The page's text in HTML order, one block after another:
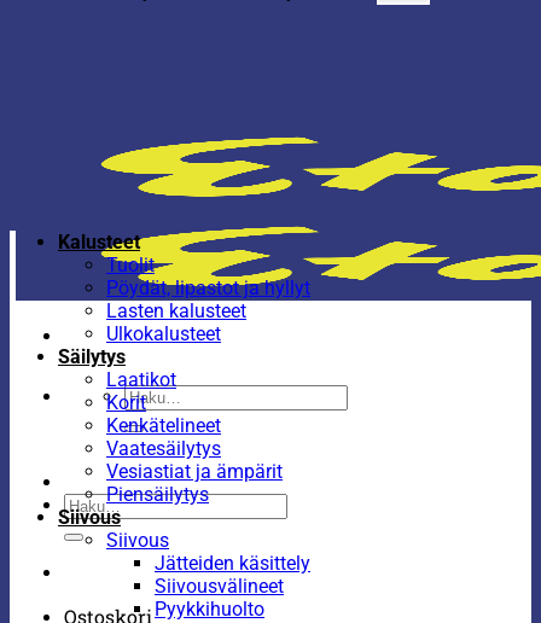
Etsi:
Etsi:
Ostoskori
Kalusteet
Tuolit
Pöydät, lipastot ja hyllyt
Lasten kalusteet
Ulkokalusteet
Säilytys
Laatikot
Korit
Kenkätelineet
Vaatesäilytys
Vesiastiat ja ämpärit
Piensäilytys
Siivous
Siivous
Jätteiden käsittely
Siivousvälineet
Pyykkihuolto